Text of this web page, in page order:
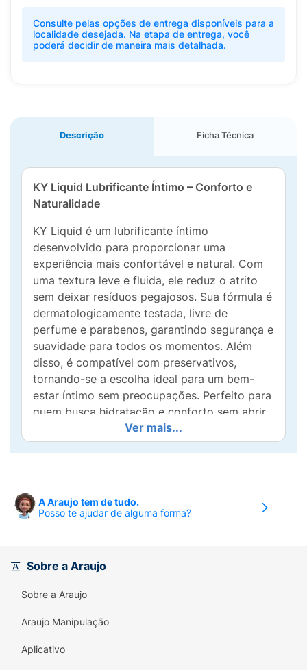
Consulte pelas opções de entrega disponíveis para a
localidade desejada. Na etapa de entrega, você
poderá decidir de maneira mais detalhada.
Descrição Ficha Técnica
KY Liquid Lubrificante Íntimo – Conforto e
Naturalidade
KY Liquid é um lubrificante íntimo
desenvolvido para proporcionar uma
experiência mais confortável e natural. Com
uma textura leve e fluida, ele reduz o atrito
sem deixar resíduos pegajosos. Sua fórmula é
dermatologicamente testada, livre de
perfume e parabenos, garantindo segurança e
suavidade para todos os momentos. Além
disso, é compatível com preservativos,
tornando-se a escolha ideal para um bem-
estar íntimo sem preocupações. Perfeito para
quem busca hidratação e conforto sem abrir
mão da naturalidade!Ver mais...
A Araujo tem de tudo.
Posso te ajudar de alguma forma?
Sobre a Araujo
Sobre a Araujo
Araujo Manipulação
Aplicativo